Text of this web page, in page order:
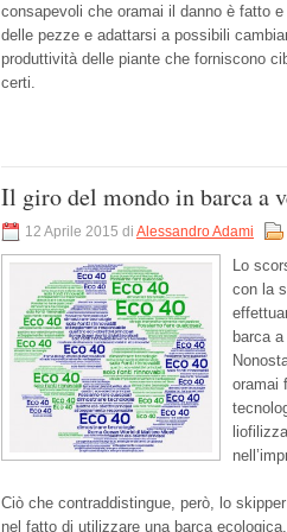
consapevoli che oramai il danno è fatto
delle pezze e adattarsi a possibili
produttività delle piante che forniscono
certi.
Il giro del mondo in barca a
12 Aprile 2015 di Alessandro Adami
Lo
con la
barca
oramai
Ciò che contraddistingue, però, lo
nel fatto di utilizzare una barca